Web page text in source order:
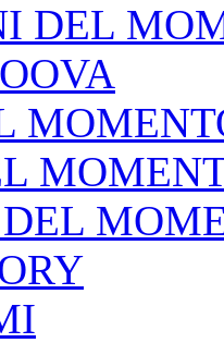
DEL